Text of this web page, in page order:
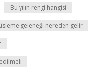
Bu yılın rengi hangisi
geleneği nereden gelir